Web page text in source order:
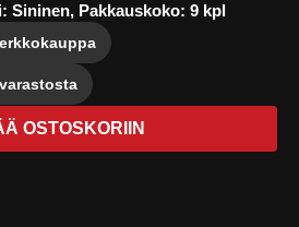
Sininen, Pakkauskoko: 9 kpl
OSTOSKORIIN